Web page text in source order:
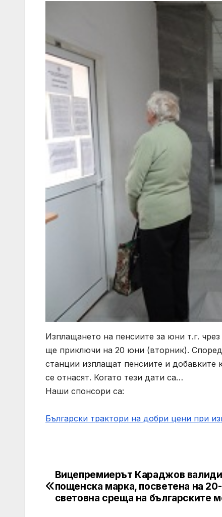
Изплащането на пенсиите за юни т.г.
ще приключи на 20 юни (вторник).
станции изплащат пенсиите и
се отнасят. Когато тези дати са…
Наши спонсори са:
Български трактори на добри цени при
Post
navigation
Вицепремиерът Караджов
пощенска марка, посветена на
световна среща на българските